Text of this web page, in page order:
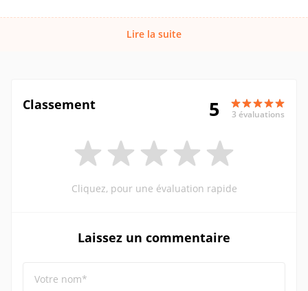
Lire la suite
Classement 5 3 évaluations
Cliquez, pour une évaluation rapide
Laissez un commentaire
Votre nom*